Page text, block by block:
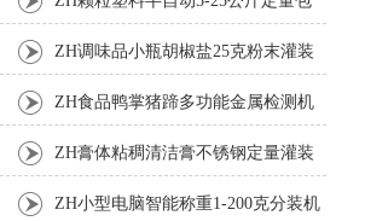
装机 ZH调味品小瓶胡椒盐25克粉末灌装
ZH食品鸭掌猪蹄多功能金属检测机
ZH膏体粘稠清洁膏不锈钢定量灌装
机厂家 ZH小型电脑智能称重1-200克分装机